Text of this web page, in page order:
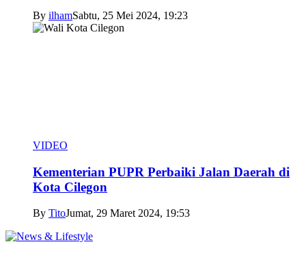
By ilhamSabtu, 25 Mei 2024, 19:23
VIDEO
Kementerian PUPR Perbaiki Jalan Daerah di
Kota Cilegon
By TitoJumat, 29 Maret 2024, 19:53